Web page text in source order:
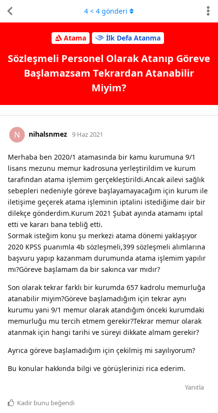
Atama İlk Defa Atanma
Sözleşmeli Personel Olarak Atanıp Göreve
Başlamazsam Tekrardan Atanabilir
Miyim?
4 < 4 gönderi
N nihalsnmez 9 Haz 2021
Merhaba ben 2020/1 atamasında bir kamu kurumuna 9/1
lisans mezunu memur kadrosuna yerleştirildim ve kurum
tarafından atama işlemim gerçekleştirildi.Ancak ailevi sağlık
sebepleri nedeniyle göreve başlayamayacağım için kurum ile
iletişime geçerek atama işleminin iptalini istediğime dair bir
dilekçe gönderdim.Kurum 2021 Şubat ayında atamamı iptal
etti ve kararı bana tebliğ etti.
Sormak isteğim konu şu merkezi atama dönemi yaklaşıyor
2020 KPSS puanımla 4b sözleşmeli,399 sözleşmeli alımlarına
başvuru yapıp kazanmam durumunda atama işlemim yapılır
mı?Göreve başlamam da bir sakınca var mıdır?
Son olarak tekrar farklı bir kurumda 657 kadrolu memurluğa
atanabilir miyim?Göreve başlamadığım için tekrar aynı
kurumu yani 9/1 memur olarak atandığım önceki kurumdaki
memurluğu mu tercih etmem gerekir?Tekrar memur olarak
atanmak için hangi tarihi ve süreyi dikkate almam gerekir?
Ayrıca göreve başlamadığım için çekilmiş mi sayılıyorum?
Bu konular hakkında bilgi ve görüşlerinizi rica ederim.
Yanıtla
Kadir bunu beğendi